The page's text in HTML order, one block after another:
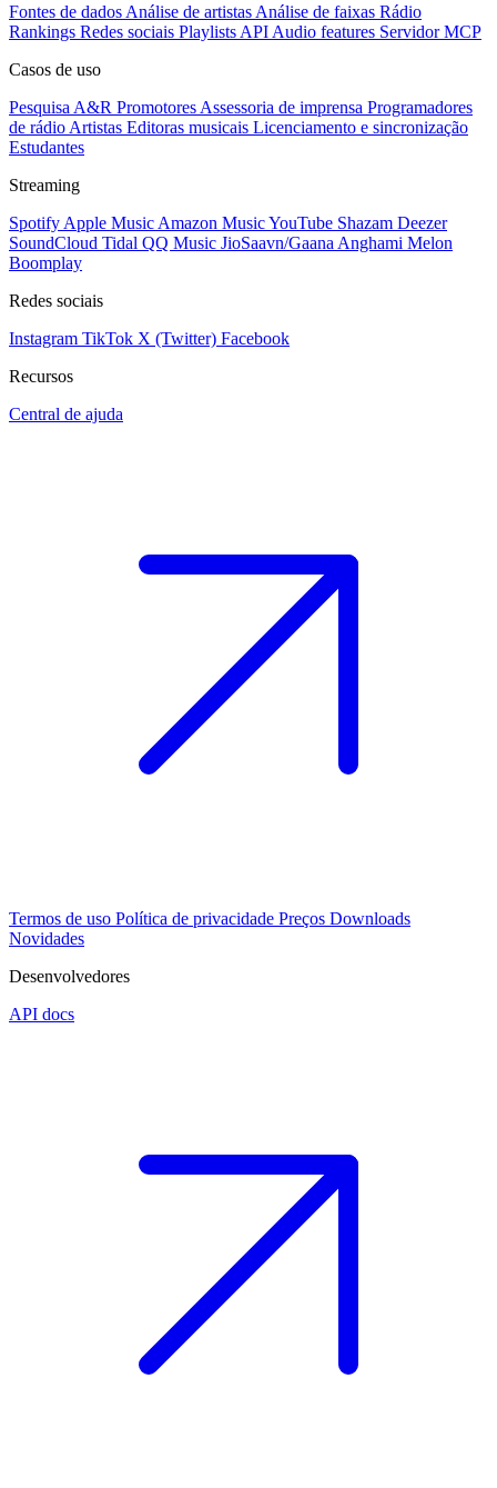
Fontes de dados Análise de artistas Análise de faixas Rádio
Rankings Redes sociais Playlists API Audio features Servidor MCP
Casos de uso
Pesquisa A&R Promotores Assessoria de imprensa Programadores
de rádio Artistas Editoras musicais Licenciamento e sincronização
Estudantes
Streaming
Spotify Apple Music Amazon MusicYouTube Shazam Deezer
SoundCloud Tidal QQ Music JioSaavn/Gaana Anghami Melon
Boomplay
Redes sociais
Instagram TikTok X (Twitter) Facebook
Recursos
Central de ajuda
Termos de uso Política de privacidade Preços Downloads
Novidades
Desenvolvedores
API docs